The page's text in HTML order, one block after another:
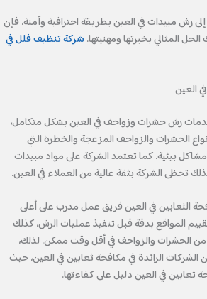
رش مبيدات في العين بطريقة احترافية وآمنة، فإن
المثالي بخبرتها ومهنيتها.شركة تنظيف فلل في
رش حشرات وزواحف في العين بشكل متكامل،
الحشرات والزواحف المزعجة والخطرة التي
بيئية. كما تعتمد الشركة على مواد مبيدات
تحظى الشركة بثقة عالية من العملاء في العين.
الثعابين في العين فريق عمل مدرب على أعلى
المواقع بدقة قبل تنفيذ عمليات الرش، كذلك
الحشرات والزواحف في أقل وقت ممكن. لذلك،
الشركات الرائدة في مكافحة ثعابين في العين، حيث
ثعابين في العين دليل على كفاءتها.